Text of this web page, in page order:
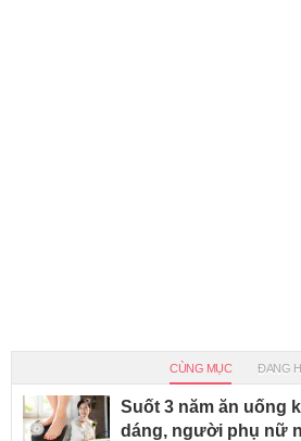
CÙNG MỤC ĐANG
Suốt 3 năm ăn uống
dáng, người phụ nữ